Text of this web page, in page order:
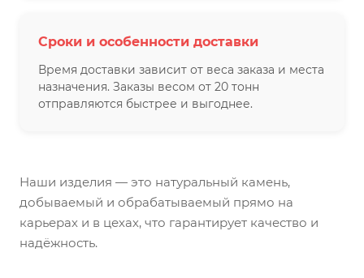
Сроки и особенности доставки
Время доставки зависит от веса заказа и места
назначения. Заказы весом от 20 тонн
отправляются быстрее и выгоднее.
Наши изделия — это натуральный камень,
добываемый и обрабатываемый прямо на
карьерах и в цехах, что гарантирует качество и
надёжность.